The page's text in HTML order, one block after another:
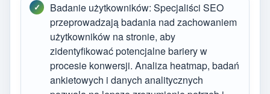
Badanie użytkowników: Specjaliści SEO
przeprowadzają badania nad zachowaniem
użytkowników na stronie, aby
zidentyfikować potencjalne bariery w
procesie konwersji. Analiza heatmap, badań
ankietowych i danych analitycznych